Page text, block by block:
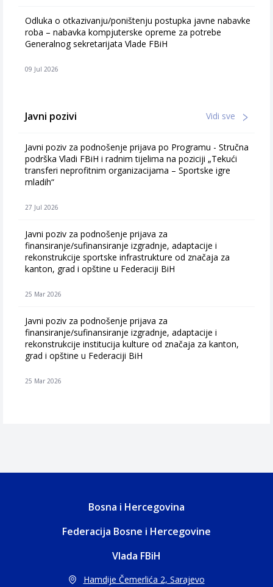
Odluka o otkazivanju/poništenju postupka javne nabavke
roba – nabavka kompjuterske opreme za potrebe
Generalnog sekretarijata Vlade FBiH
09 Jul 2026
Javni pozivi Vidi sve
Javni poziv za podnošenje prijava po Programu - Stručna
podrška Vladi FBiH i radnim tijelima na poziciji „Tekući
transferi neprofitnim organizacijama – Sportske igre
mladih“
27 Jul 2026
Javni poziv za podnošenje prijava za
finansiranje/sufinansiranje izgradnje, adaptacije i
rekonstrukcije sportske infrastrukture od značaja za
kanton, grad i opštine u Federaciji BiH
25 Mar 2026
Javni poziv za podnošenje prijava za
finansiranje/sufinansiranje izgradnje, adaptacije i
rekonstrukcije institucija kulture od značaja za kanton,
grad i opštine u Federaciji BiH
25 Mar 2026
Bosna i Hercegovina
Federacija Bosne i Hercegovine
Vlada FBiH
Hamdije Čemerlića 2, Sarajevo